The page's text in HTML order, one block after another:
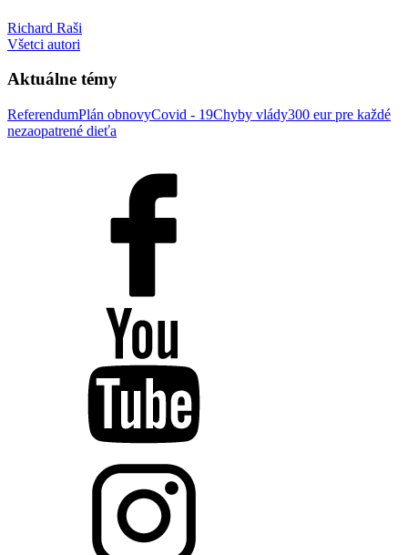
Richard Raši
Všetci autori
Aktuálne témy
ReferendumPlán obnovyCovid - 19Chyby vlády300 eur pre každé
nezaopatrené dieťa